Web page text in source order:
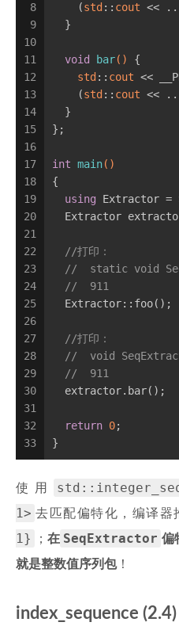
8
9
10
11
12
13
14
15
16
17
18
19
20
21
22
23
24
25
26
27
28
29
30
31
32
33
    (
std :: cout <<
  }
void bar()
{
std :: cout <<
    (
std :: cout <<
  }
};
int main()
{
using Extractor =
Extractor
//打印：
//  static void
//  911
  Extractor::foo();
//打印：
//  void
//  911
  extractor.bar();
return 0;
}
使用
1> 去匹配偏特化，编译器
1}
； 在 SeqExtractor 偏
就是整数值序列包！
index_sequence (2.4)